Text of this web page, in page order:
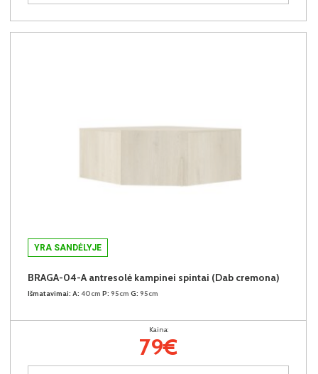
YRA SANDĖLYJE
BRAGA-04-A antresolė kampinei spintai (Dab cremona)
Išmatavimai: A: 40cm P: 95cm G: 95cm
Kaina:
79€